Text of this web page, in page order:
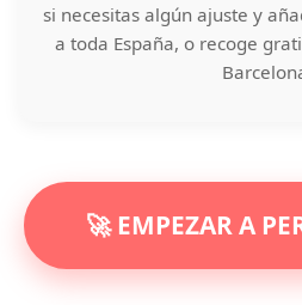
si necesitas algún ajuste y
a toda España, o recoge
🚀 EMPEZAR A